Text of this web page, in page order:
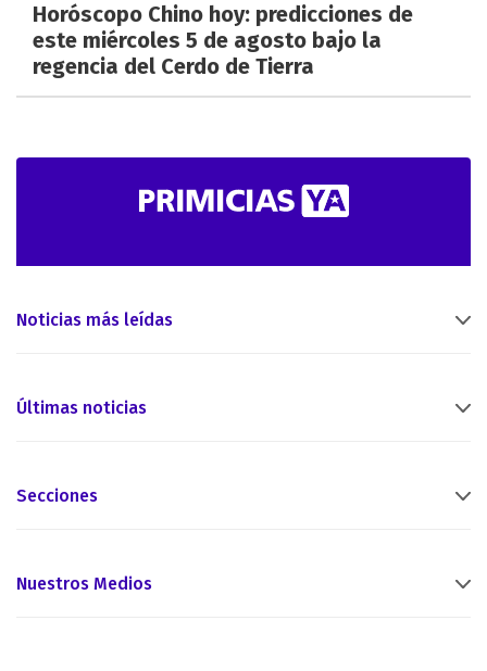
Horóscopo Chino hoy: predicciones de
este miércoles 5 de agosto bajo la
regencia del Cerdo de Tierra
Noticias más leídas
Últimas noticias
Secciones
Nuestros Medios